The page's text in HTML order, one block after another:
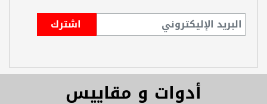
أدوات و مقاييس